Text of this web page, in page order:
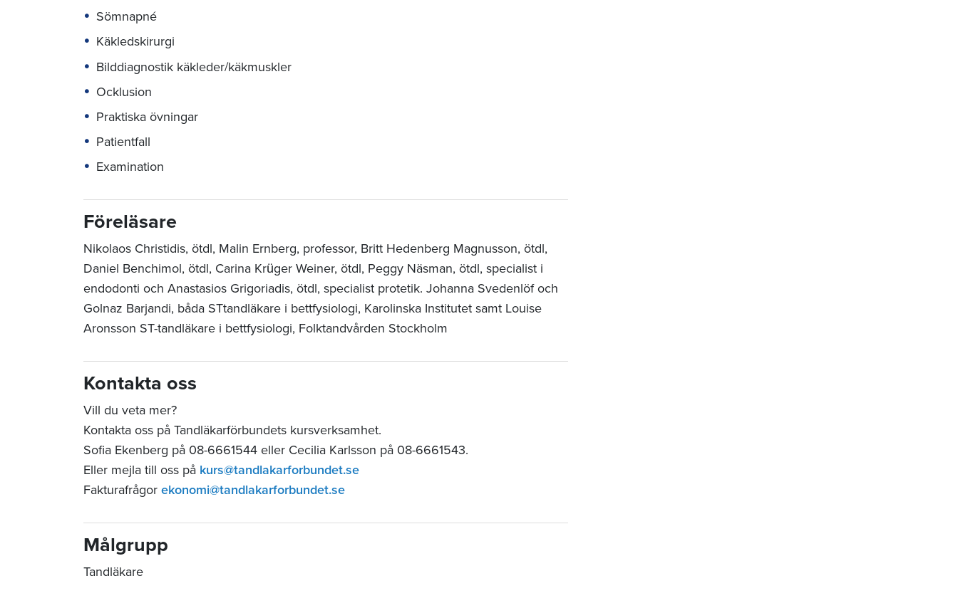
Sömnapné
Käkledskirurgi
Bilddiagnostik käkleder/käkmuskler
Ocklusion
Praktiska övningar
Patientfall
Examination
Föreläsare
Nikolaos Christidis, ötdl, Malin Ernberg, professor, Britt Hedenberg Magnusson, ötdl,
Daniel Benchimol, ötdl, Carina Krüger Weiner, ötdl, Peggy Näsman, ötdl, specialist i
endodonti och Anastasios Grigoriadis, ötdl, specialist protetik. Johanna Svedenlöf och
Golnaz Barjandi, båda STtandläkare i bettfysiologi, Karolinska Institutet samt Louise
Aronsson ST-tandläkare i bettfysiologi, Folktandvården Stockholm
Kontakta oss
Vill du veta mer?
Kontakta oss på Tandläkarförbundets kursverksamhet.
Sofia Ekenberg på 08-6661544 eller Cecilia Karlsson på 08-6661543.
Eller mejla till oss på kurs@tandlakarforbundet.se
Fakturafrågor ekonomi@tandlakarforbundet.se
Målgrupp
Tandläkare